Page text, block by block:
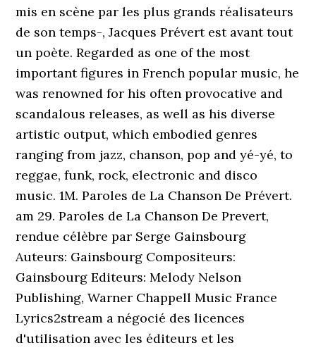
mis en scène par les plus grands réalisateurs
de son temps-, Jacques Prévert est avant tout
un poète. Regarded as one of the most
important figures in French popular music, he
was renowned for his often provocative and
scandalous releases, as well as his diverse
artistic output, which embodied genres
ranging from jazz, chanson, pop and yé-yé, to
reggae, funk, rock, electronic and disco
music. 1M. Paroles de La Chanson De Prévert.
am 29. Paroles de La Chanson De Prevert,
rendue célèbre par Serge Gainsbourg
Auteurs: Gainsbourg Compositeurs:
Gainsbourg Editeurs: Melody Nelson
Publishing, Warner Chappell Music France
Lyrics2stream a négocié des licences
d'utilisation avec les éditeurs et les